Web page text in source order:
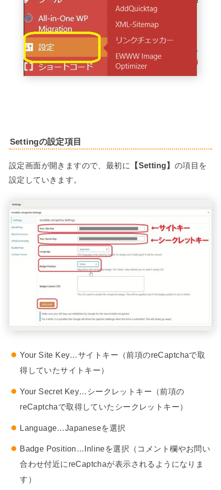
Settingの設定項目
設定画面が開きますので、最初に 【Setting】 の項目を
設定していきます。
Your Site Key…サイトキー（前項のreCaptchaで取
得していたサイトキー）
Your Secret Key…シークレットキー（前項の
reCaptchaで取得していたシークレットキー）
Language…Japaneseを選択
Badge Position…Inlineを選択（コメント欄やお問い
合わせ付近にreCaptchaが表示されるようになりま
す）